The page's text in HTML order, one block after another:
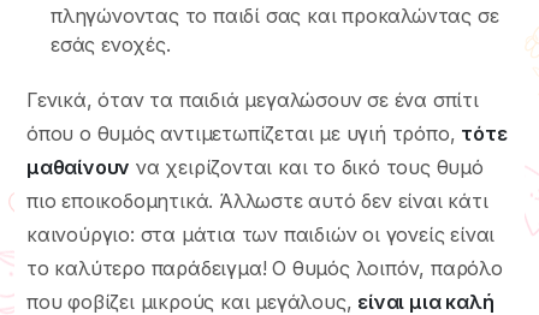
πληγώνοντας το παιδί σας και προκαλώντας σε
εσάς ενοχές.
Γενικά, όταν τα παιδιά μεγαλώσουν σε ένα σπίτι
όπου ο θυμός αντιμετωπίζεται με υγιή τρόπο, τότε
μαθαίνουν να χειρίζονται και το δικό τους θυμό
πιο εποικοδομητικά. Άλλωστε αυτό δεν είναι κάτι
καινούργιο: στα μάτια των παιδιών οι γονείς είναι
το καλύτερο παράδειγμα! Ο θυμός λοιπόν, παρόλο
που φοβίζει μικρούς και μεγάλους, είναι μια καλή